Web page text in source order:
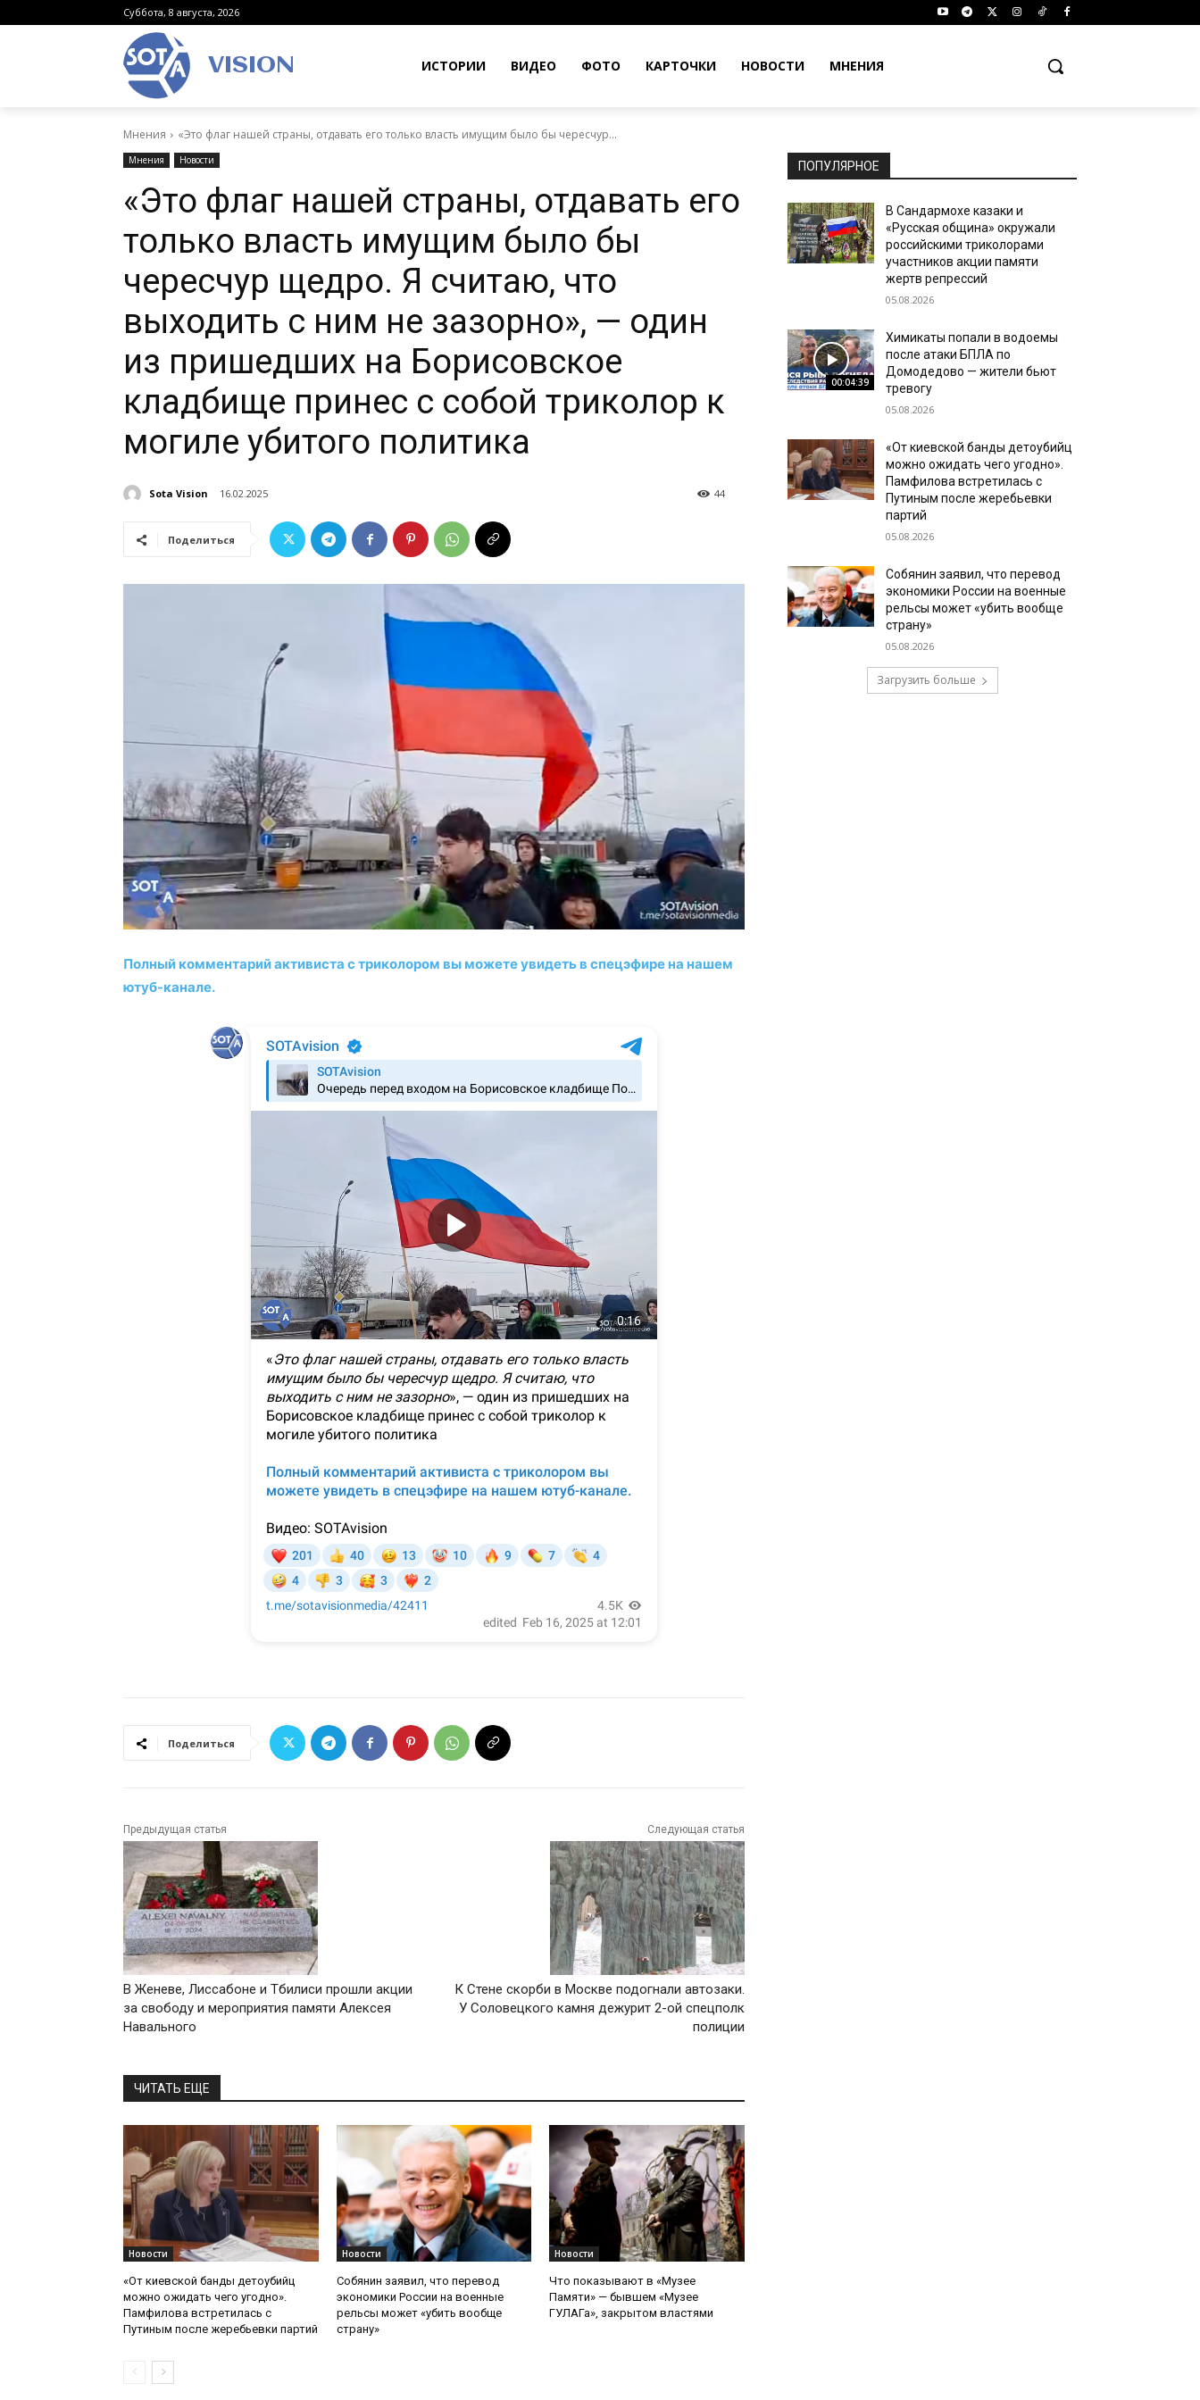
Суббота, 8 августа, 2026
VISION ИСТОРИИ ВИДЕО ФОТО КАРТОЧКИ НОВОСТИ МНЕНИЯ
Мнения «Это флаг нашей страны, отдавать его только власть имущим было бы чересчур...
Мнения Новости
«Это флаг нашей страны, отдавать его
только власть имущим было бы
чересчур щедро. Я считаю, что
выходить с ним не зазорно», — один
из пришедших на Борисовское
кладбище принес с собой триколор к
могиле убитого политика
Sota Vision 16.02.2025 44
Поделиться
Полный комментарий активиста с триколором вы можете увидеть в спецэфире на нашем
ютуб-канале.
Поделиться
Предыдущая статья
В Женеве, Лиссабоне и Тбилиси прошли акции
за свободу и мероприятия памяти Алексея
Навального
Следующая статья
К Стене скорби в Москве подогнали автозаки.
У Соловецкого камня дежурит 2-ой спецполк
полиции
ЧИТАТЬ ЕЩЕ
Новости
«От киевской банды детоубийц
можно ожидать чего угодно».
Памфилова встретилась с
Путиным после жеребьевки партий
Новости
Собянин заявил, что перевод
экономики России на военные
рельсы может «убить вообще
страну»
Новости
Что показывают в «Музее
Памяти» — бывшем «Музее
ГУЛАГа», закрытом властями
ПОПУЛЯРНОЕ
В Сандармохе казаки и
«Русская община» окружали
российскими триколорами
участников акции памяти
жертв репрессий
05.08.2026
00:04:39
Химикаты попали в водоемы
после атаки БПЛА по
Домодедово — жители бьют
тревогу
05.08.2026
«От киевской банды детоубийц
можно ожидать чего угодно».
Памфилова встретилась с
Путиным после жеребьевки
партий
05.08.2026
Собянин заявил, что перевод
экономики России на военные
рельсы может «убить вообще
страну»
05.08.2026
Загрузить больше